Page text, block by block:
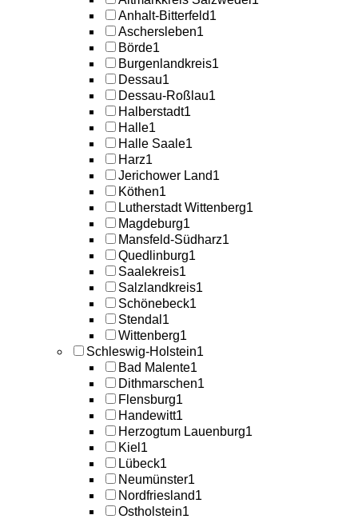
Anhalt-Bitterfeld1
Aschersleben1
Börde1
Burgenlandkreis1
Dessau1
Dessau-Roßlau1
Halberstadt1
Halle1
Halle Saale1
Harz1
Jerichower Land1
Köthen1
Lutherstadt Wittenberg1
Magdeburg1
Mansfeld-Südharz1
Quedlinburg1
Saalekreis1
Salzlandkreis1
Schönebeck1
Stendal 1
Wittenberg1
Schleswig-Holstein1
Bad Malente1
Dithmarschen1
Flensburg1
Handewitt1
Herzogtum Lauenburg1
Kiel 1
Lübeck1
Neumünster1
Nordfriesland1
Ostholstein1